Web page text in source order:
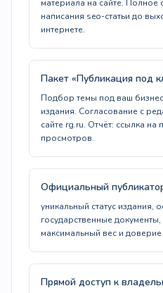
материала на сайте.
написания seo-статьи до
интернете.
Пакет «Публикация под
Подбор темы под ваш
издания. Согласование с
сайте rg.ru. Отчёт: ссылка на
просмотров.
Официальный
уникальный статус
государственные
максимальный вес и доверие
Прямой доступ к